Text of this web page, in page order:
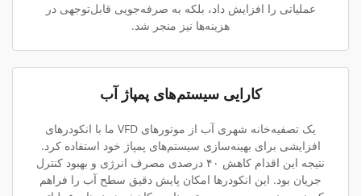
عملیاتی را افزایش داد، بلکه به صرفه‌جویی قابل‌توجهی در
هزینه‌ها نیز منجر شد.
کارایی سیستم‌های پمپاژ آب
یک تصفیه‌خانه شهری آب از موتورهای VFD ما با انکودرهای
افزایشی برای بهینه‌سازی سیستم‌های پمپاژ خود استفاده کرد.
نتیجه این اقدام کاهش ۴۰ درصدی مصرف انرژی و بهبود کنترل
جریان بود. این انکودرها امکان پایش دقیق سطح آب را فراهم